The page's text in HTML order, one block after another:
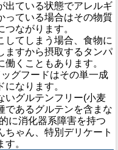
出ている状態でアレルギ
っている場合はその物質
ながります。
してしまう場合、食物に
ますから摂取するタンパ
くこともあります。
グフードはその単一成
なります。
いグルテンフリー(小麦
であるグルテンを含まな
に消化器系障害を持つ
ちゃん、特別デリケート
。